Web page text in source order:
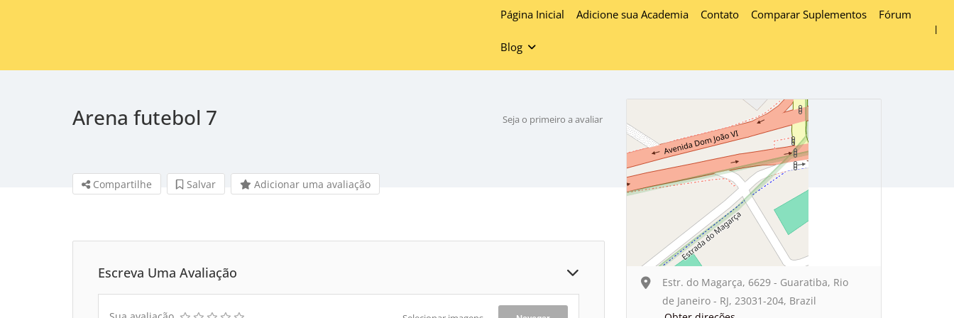
Página Inicial Adicione sua Academia Contato Comparar Suplementos Fórum
Blog
Arena futebol 7 Seja o primeiro a avaliar
Compartilhe Salvar Adicionar uma avaliação
Escreva Uma Avaliação
Estr. do Magarça, 6629 - Guaratiba, Rio
de Janeiro - RJ, 23031-204, Brazil